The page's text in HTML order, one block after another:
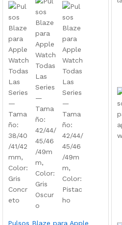
Pulsos Blaze para Apple